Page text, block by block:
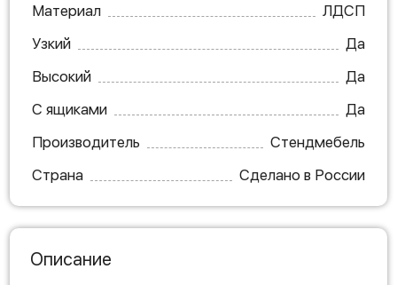
Материал
ЛДСП
Узкий
Да
Высокий
Да
С ящиками
Да
Производитель
Стендмебель
Страна
Сделано в России
Описание